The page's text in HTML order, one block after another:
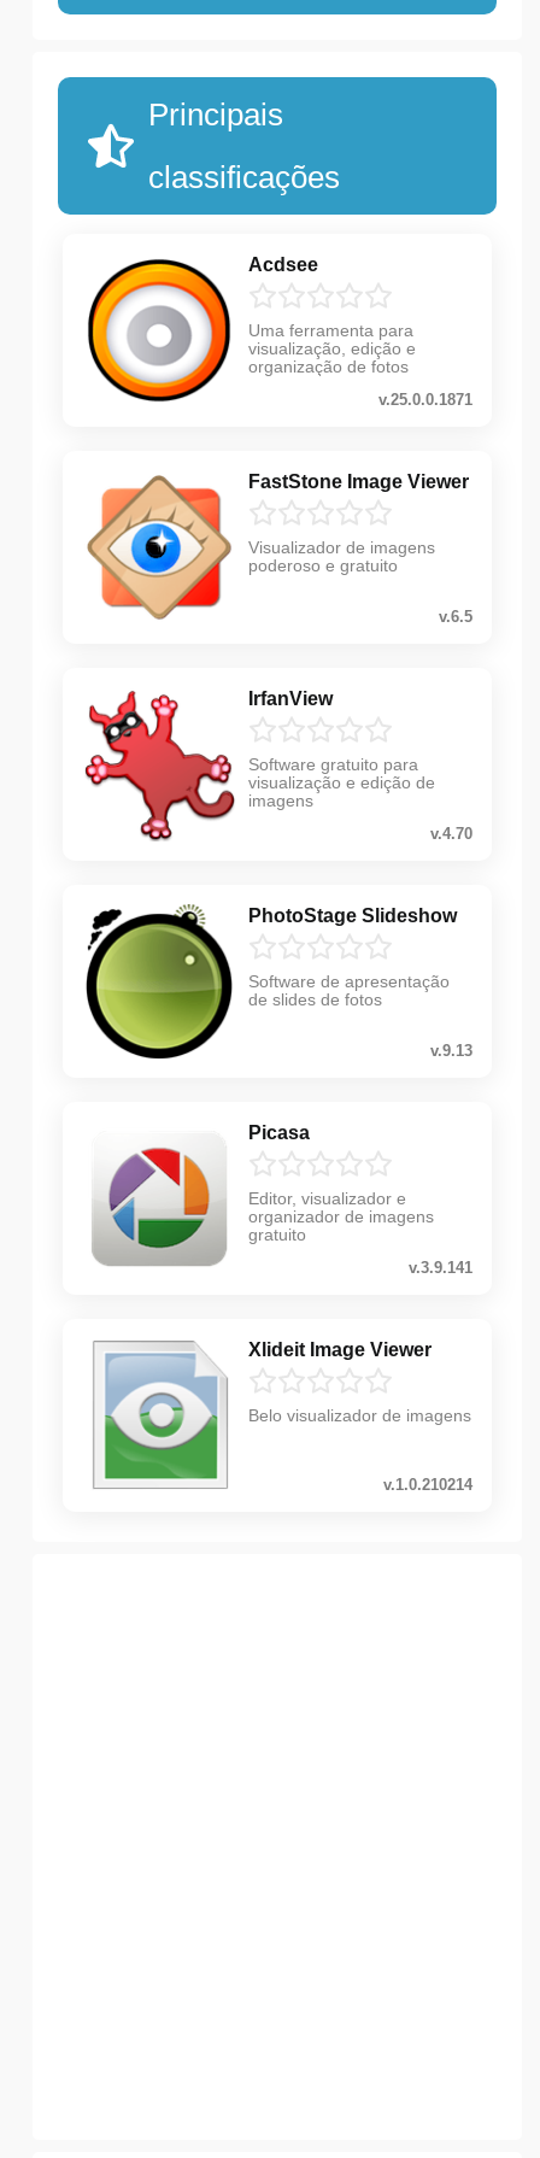
Principais
classificações
Acdsee
Uma ferramenta para
visualização, edição e
organização de fotos
v.25.0.0.1871
FastStone Image Viewer
Visualizador de imagens
poderoso e gratuito
v.6.5
IrfanView
Software gratuito para
visualização e edição de
imagens
v.4.70
PhotoStage Slideshow
Software de apresentação
de slides de fotos
v.9.13
Picasa
Editor, visualizador e
organizador de imagens
gratuito
v.3.9.141
Xlideit Image Viewer
Belo visualizador de imagens
v.1.0.210214